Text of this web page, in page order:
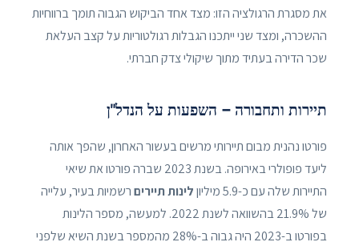
את מסגרת הרגולציה הזו: מצד אחד הביקוש הגבוה תומך ברווחיות
ההשכרה, ומצד שני ייתכנו הגבלות רגולטוריות על קצב העלאת
שכר הדירה בעתיד מתוך שיקולי צדק חברתי.
תיירות ותחבורה – השפעות על הנדל"ן
פורטו נהנית מבום תיירותי מרשים בעשור האחרון, שהפך אותה
ליעד פופולרי באירופה. בשנת 2023 שברה פורטו את שיאי
התיירות שלה עם כ-5.9 מיליון
לינות תייריםרשמיות בעיר, עלייה
של 21.9% בהשוואה לשנת 2022. למעשה, מספר הלינות
בפורטו ב-2023 היה גבוה ב-28% מהמספר בשנת השיא שלפני